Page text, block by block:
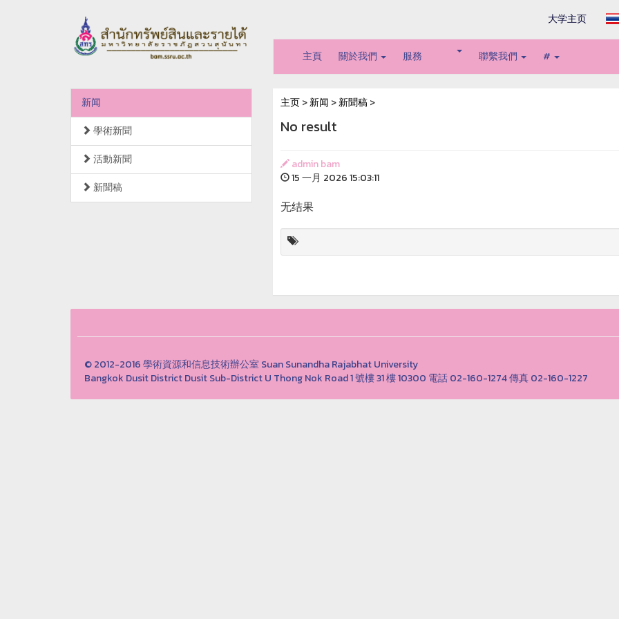
大学主页
主頁 關於我們 服務 聯繫我們 #
新闻
學術新聞
活動新聞
新聞稿
主页>新闻 >新聞稿>
No result
admin bam
15 一月 2026 15:03:11
无结果
© 2012-2016 學術資源和信息技術辦公室 Suan Sunandha Rajabhat University
Bangkok Dusit District Dusit Sub-District U Thong Nok Road 1 號樓 31 樓 10300 電話 02-160-1274 傳真 02-160-1227